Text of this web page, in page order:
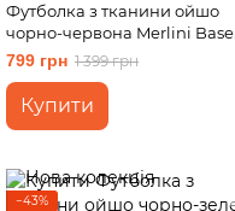
Футболка з тканини ойшо
чорно-червона Merlini Base
800001082 розмір L-XL
799 грн 1 399 грн
Купити
−43%